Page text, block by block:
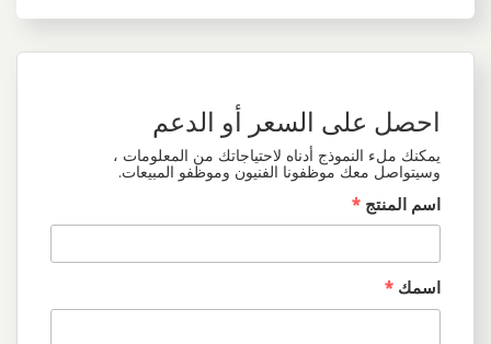
احصل على السعر أو الدعم
يمكنك ملء النموذج أدناه لاحتياجاتك من المعلومات ،
وسيتواصل معك موظفونا الفنيون وموظفو المبيعات.
اسم المنتج *
اسمك *